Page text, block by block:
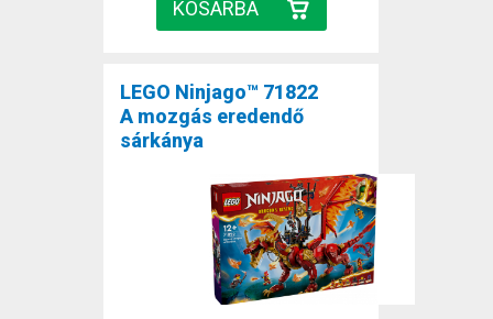
LEGO Ninjago™ 71822
A mozgás eredendő
sárkánya